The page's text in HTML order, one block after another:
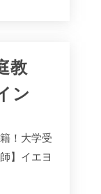
教
ン
！大学受
】イエヨ